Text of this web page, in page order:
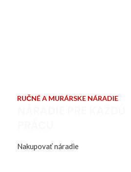
RUČNÉ A MURÁRSKE NÁRADIE
Nakupovať náradie